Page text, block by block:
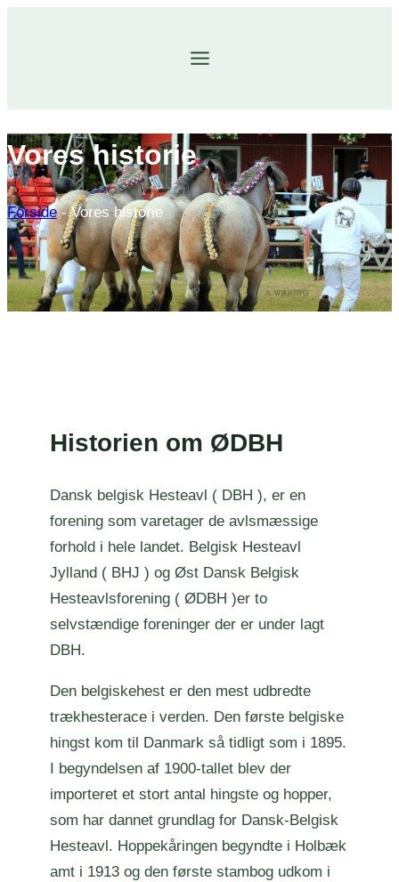
Vores historie
Forside-Vores historie
Historien om ØDBH
Dansk belgisk Hesteavl ( DBH ), er en
forening som varetager de avlsmæssige
forhold i hele landet. Belgisk Hesteavl
Jylland ( BHJ ) og Øst Dansk Belgisk
Hesteavlsforening ( ØDBH )er to
selvstændige foreninger der er under lagt
DBH.
Den belgiskehest er den mest udbredte
trækhesterace i verden. Den første belgiske
hingst kom til Danmark så tidligt som i 1895.
I begyndelsen af 1900-tallet blev der
importeret et stort antal hingste og hopper,
som har dannet grundlag for Dansk-Belgisk
Hesteavl. Hoppekåringen begyndte i Holbæk
amt i 1913 og den første stambog udkom i